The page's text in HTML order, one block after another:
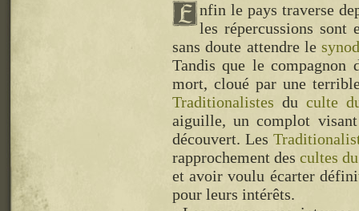
nfin le pays traverse
les répercussions
sans doute attendre le
Tandis que le
mort, cloué par une
Traditionalistes du culte
aiguille, un complot
découvert. Les
rapprochement des cultes
et avoir voulu écarter
pour leurs intérêts.